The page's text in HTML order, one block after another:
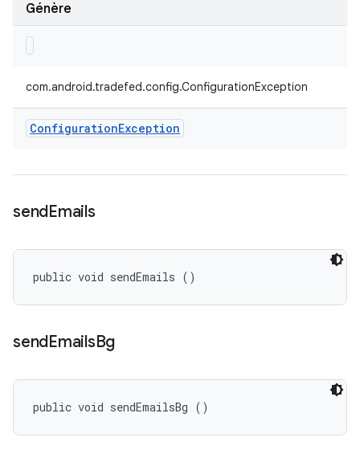
Génère
com.android.tradefed.config.ConfigurationException
ConfigurationException
sendEmails
public void sendEmails ()
sendEmailsBg
public void sendEmailsBg ()